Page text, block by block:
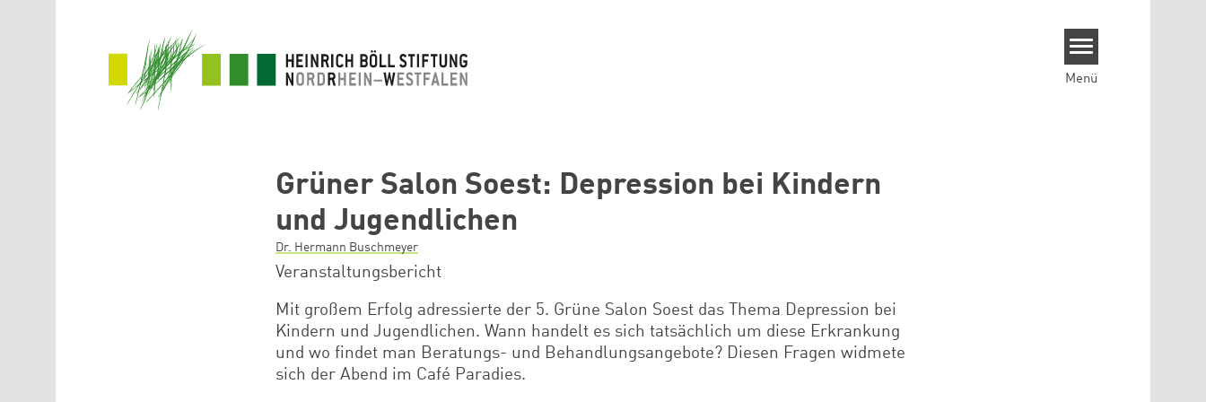
Menü
Grüner Salon Soest: Depression bei Kindern
und Jugendlichen
Dr. Hermann Buschmeyer
Veranstaltungsbericht
Mit großem Erfolg adressierte der 5. Grüne Salon Soest das Thema Depression bei
Kindern und Jugendlichen. Wann handelt es sich tatsächlich um diese Erkrankung
und wo findet man Beratungs- und Behandlungsangebote? Diesen Fragen widmete
sich der Abend im Café Paradies.